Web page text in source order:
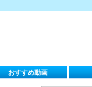
おすすめ動画